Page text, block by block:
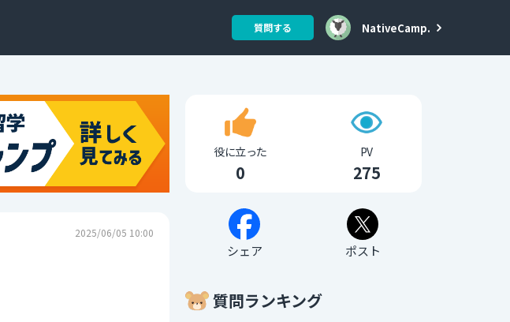
質問する NativeCamp.
2025/06/05 10:00
役に立った
0
PV
275
シェア ポスト
質問ランキング